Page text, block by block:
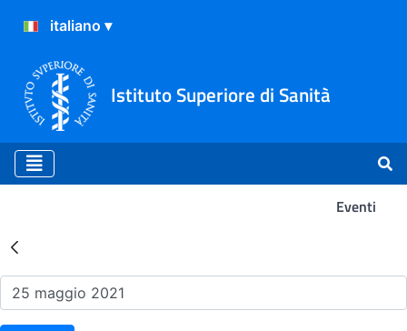
Istituto Superiore di Sanità
Eventi
Risultati della Ricerca -